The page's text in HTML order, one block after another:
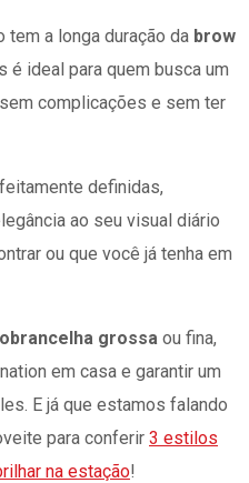
tem a longa duração da brow
é ideal para quem busca um
complicações e sem ter
definidas,
ao seu visual diário
ou que você já tenha em
grossa ou fina,
em casa e garantir um
E já que estamos falando
para conferir 3 estilos
na estação!